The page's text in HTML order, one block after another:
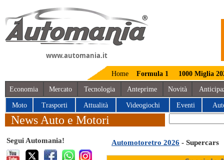
www.automania.it
Home Formula 1 1000 Miglia
Economia Mercato Tecnologia Anteprime Novità
Moto Trasporti Attualità Videogiochi Eventi
News Auto e Motori
Segui Automania! Automotoretro 2026 - Supercars